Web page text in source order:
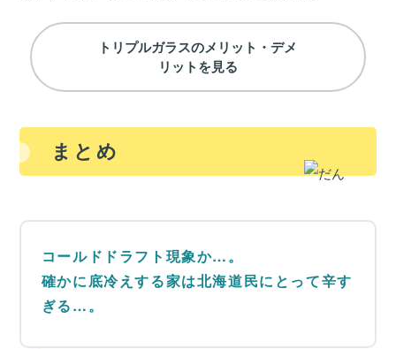
トリプルガラスのメリット・デメ
リットを見る
まとめ
コールドドラフト現象か…。
確かに底冷えする家は北海道民にとって辛す
ぎる…。